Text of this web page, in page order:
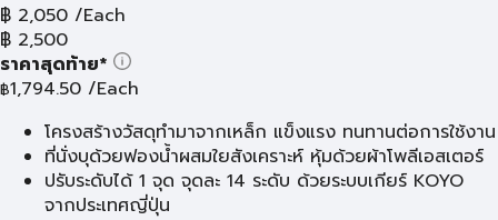
฿ 2,050 /Each
฿ 2,500
ราคาสุดท้าย*
฿1,794.50 /Each
โครงสร้างวัสดุทำมาจากเหล็ก แข็งแรง ทนทานต่อการใช้งาน
ที่นั่งบุด้วยฟองน้ำผสมใยสังเคราะห์ หุ้มด้วยผ้าโพลีเอสเตอร์
ปรับระดับได้ 1 จุด จุดละ 14 ระดับ ด้วยระบบเกียร์ KOYO
จากประเทศญี่ปุ่น